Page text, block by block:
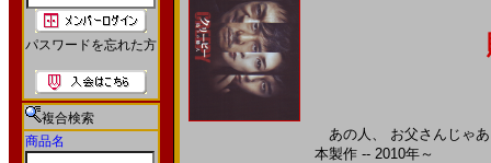
パスワードを忘れた方
複合検索
商品名
あの人、 お父さんじゃ
本製作 -- 2010年～